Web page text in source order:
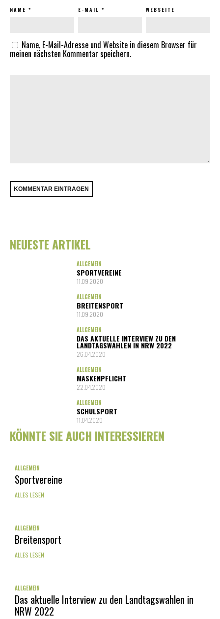
NAME * E-MAIL * WEBSEITE
Name, E-Mail-Adresse und Website in diesem Browser für
meinen nächsten Kommentar speichern.
NEUESTE ARTIKEL
ALLGEMEIN
SPORTVEREINE
11.09.2020
ALLGEMEIN
BREITENSPORT
11.09.2020
ALLGEMEIN
DAS AKTUELLE INTERVIEW ZU DEN
LANDTAGSWAHLEN IN NRW 2022
26.04.2020
ALLGEMEIN
MASKENPFLICHT
22.04.2020
ALLGEMEIN
SCHULSPORT
11.04.2020
KÖNNTE SIE AUCH INTERESSIEREN
ALLGEMEIN
Sportvereine
ALLES LESEN
ALLGEMEIN
Breitensport
ALLES LESEN
ALLGEMEIN
Das aktuelle Interview zu den Landtagswahlen in
NRW 2022